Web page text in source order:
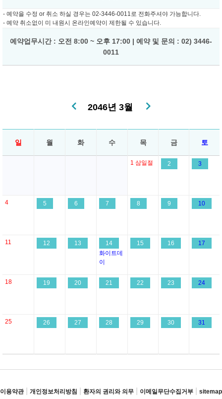
- 예약을 수정 or 취소 하실 경우는 02-3446-0011로 전화주셔야 가능합니다.
- 예약 취소없이 미 내원시 온라인예약이 제한될 수 있습니다.
예약업무시간 : 오전 8:00 ~ 오후 17:00 | 예약 및 문의 : 02) 3446-
0011
2046년 3월
일 월 화 수 목 금 토
1 삼일절 2 3
4 5 6 7 8 9 10
11 12 13 14
화이트데
이
15 16 17
18 19 20 21 22 23 24
25 26 27 28 29 30 31
이용약관 개인정보처리방침 환자의 권리와 의무 이메일무단수집거부 sitemap